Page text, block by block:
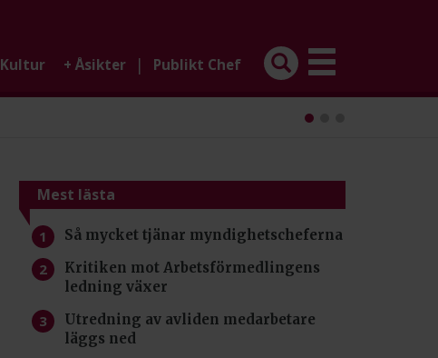
Kultur + Åsikter | Publikt Chef
Mest lästa
Så mycket tjänar myndighetscheferna
Kritiken mot Arbetsförmedlingens
ledning växer
Utredning av avliden medarbetare
läggs ned